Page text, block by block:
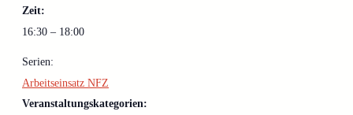
Zeit:
16:30 – 18:00
Serien:
Arbeitseinsatz NFZ
Veranstaltungskategorien: